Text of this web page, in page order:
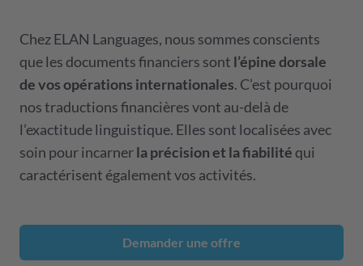
Chez ELAN Languages, nous sommes conscients
que les documents financiers sont l’épine dorsale
de vos opérations internationales. C’est pourquoi
nos traductions financières vont au-delà de
l’exactitude linguistique. Elles sont localisées avec
soin pour incarnerla précision et la fiabilitéqui
caractérisent également vos activités.
Demander une offre